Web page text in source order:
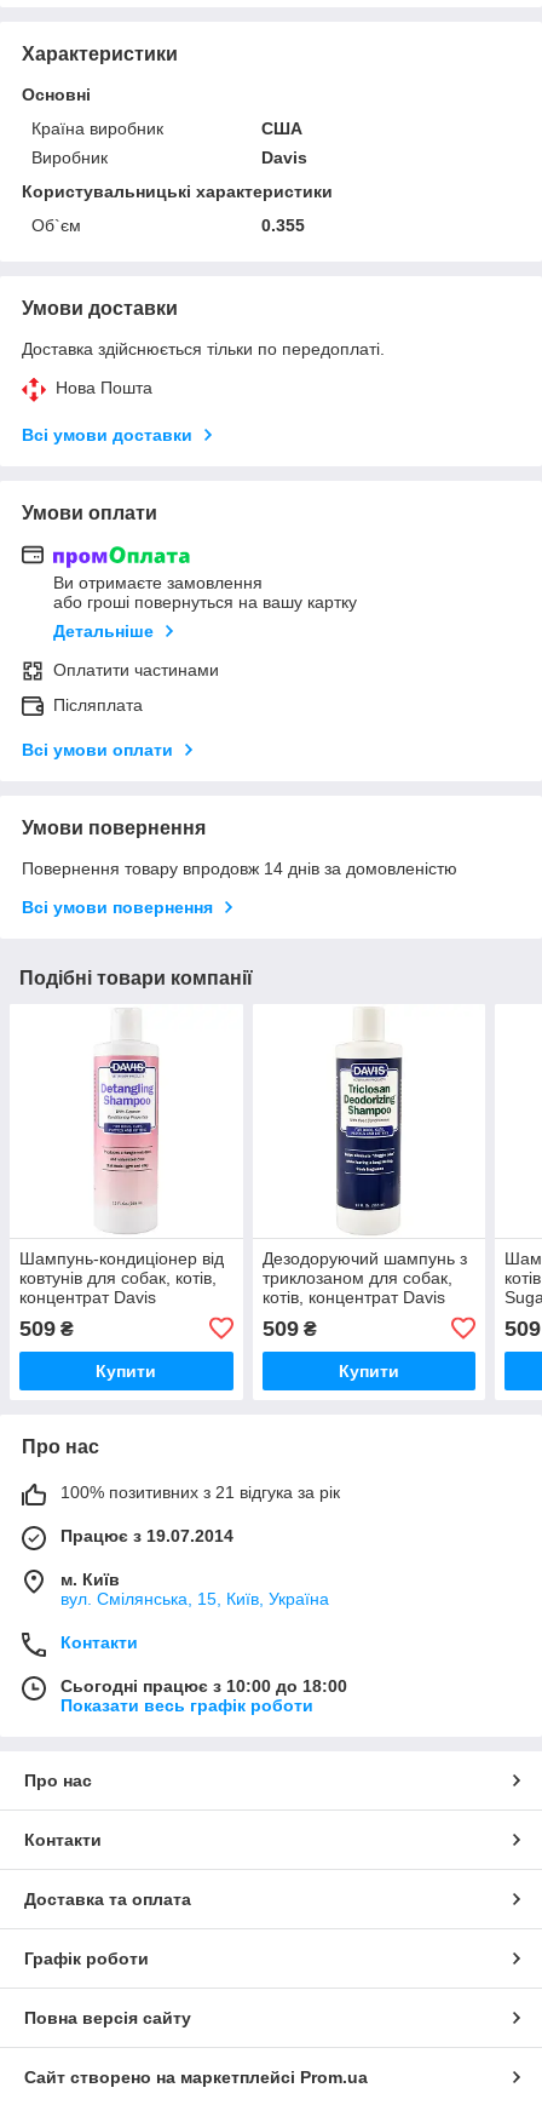
Характеристики
Основні
Країна виробник
США
Виробник
Davis
Користувальницькі характеристики
Об`єм
0.355
Умови доставки
Доставка здійснюється тільки по передоплаті.
Нова Пошта
Всі умови доставки
Умови оплати
Ви отримаєте замовлення
або гроші повернуться на вашу картку
Детальніше
Оплатити частинами
Післяплата
Всі умови оплати
Умови повернення
Повернення товару впродовж 14 днів за домовленістю
Всі умови повернення
Подібні товари компанії
Шампунь-кондиціонер від
ковтунів для собак, котів,
концентрат Davis
(DTS12)
509 ₴
Купити
Дезодоруючий шампунь з
триклозаном для собак,
котів, концентрат Davis
Shampoo (TDS12)
509₴
Купити
509
Про нас
100% позитивних з 21 відгука за рік
Працює з 19.07.2014
м. Київ
вул. Смілянська, 15, Київ, Україна
Контакти
Сьогодні працює з 10:00 до 18:00
Показати весь графік роботи
Про нас
Контакти
Доставка та оплата
Графік роботи
Повна версія сайту
Сайт створено на маркетплейсі Prom.ua